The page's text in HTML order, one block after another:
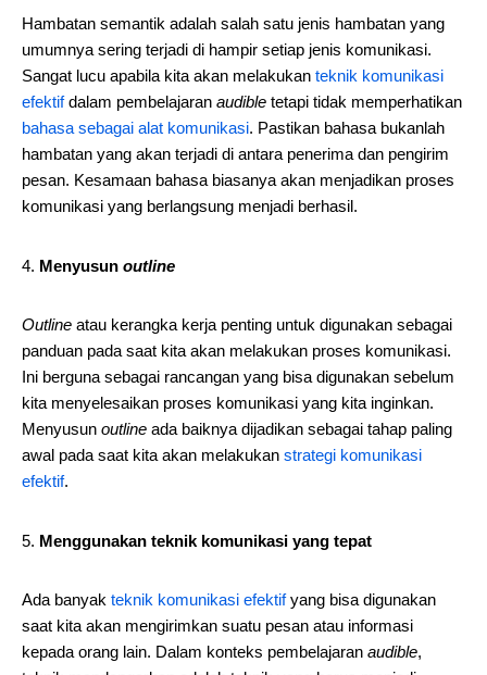
Hambatan semantik adalah salah satu jenis hambatan yang
umumnya sering terjadi di hampir setiap jenis komunikasi.
Sangat lucu apabila kita akan melakukan teknik komunikasi
efektifdalam pembelajaran audible tetapi tidak memperhatikan
bahasa sebagai alat komunikasi. Pastikan bahasa bukanlah
hambatan yang akan terjadi di antara penerima dan pengirim
pesan. Kesamaan bahasa biasanya akan menjadikan proses
komunikasi yang berlangsung menjadi berhasil.
Menyusun outline
Outline atau kerangka kerja penting untuk digunakan sebagai
panduan pada saat kita akan melakukan proses komunikasi.
Ini berguna sebagai rancangan yang bisa digunakan sebelum
kita menyelesaikan proses komunikasi yang kita inginkan.
Menyusun outline ada baiknya dijadikan sebagai tahap paling
awal pada saat kita akan melakukan strategi komunikasi
efektif.
Menggunakan teknik komunikasi yang tepat
Ada banyak teknik komunikasi efektifyang bisa digunakan
saat kita akan mengirimkan suatu pesan atau informasi
kepada orang lain. Dalam konteks pembelajaran audible,